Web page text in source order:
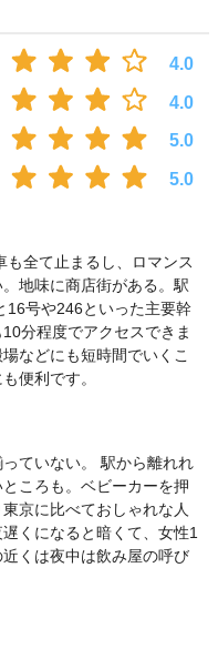
4.0
4.0
5.0
5.0
全て止まるし、ロマンス
地味に商店街がある。駅
16号や246といった主要幹
分程度でアクセスできま
などにも短時間でいくこ
便利です。
ていない。 駅から離れれ
ころも。ベビーカーを押
京に比べておしゃれな人
くになると暗くて、女性1
くは夜中は飲み屋の呼び